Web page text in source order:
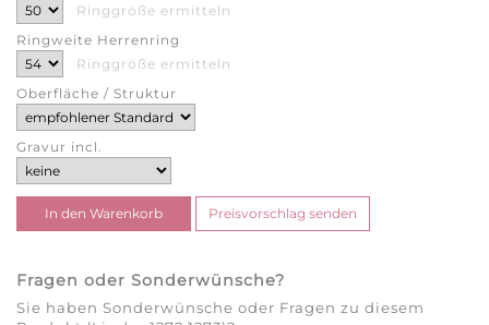
Ringgröße ermitteln
Ringweite Herrenring
Ringgröße ermitteln
Oberfläche / Struktur
Gravur incl.
Fragen oder Sonderwünsche?
Sie haben Sonderwünsche oder Fragen zu diesem